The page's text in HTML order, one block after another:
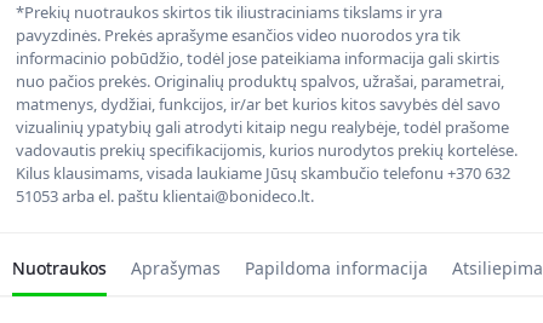
*Prekių nuotraukos skirtos tik iliustraciniams tikslams ir yra
pavyzdinės. Prekės aprašyme esančios video nuorodos yra tik
informacinio pobūdžio, todėl jose pateikiama informacija gali skirtis
nuo pačios prekės. Originalių produktų spalvos, užrašai, parametrai,
matmenys, dydžiai, funkcijos, ir/ar bet kurios kitos savybės dėl savo
vizualinių ypatybių gali atrodyti kitaip negu realybėje, todėl prašome
vadovautis prekių specifikacijomis, kurios nurodytos prekių kortelėse.
Kilus klausimams, visada laukiame Jūsų skambučio telefonu +370 632
51053 arba el. paštu klientai@bonideco.lt.
Nuotraukos Aprašymas Papildoma informacija